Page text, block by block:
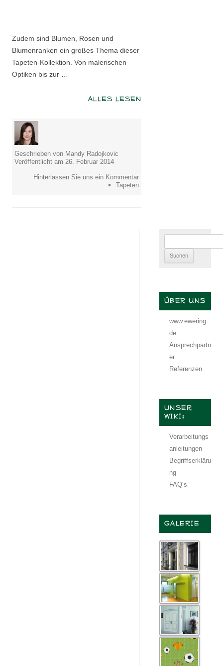
Zudem sind Blumen, Rosen und
Blumenranken ein großes Thema dieser
Tapeten-Kollektion. Von malerischen
Optiken bis zur …
ALLES LESEN
Geschrieben von Mandy Radojkovic
Veröffentlicht am 26. Februar 2014
Hinterlassen Sie uns ein Kommentar
Tapeten
nach:
ÜBER UNS
www.ewering.
de
Ansprechpartn
er
Referenzen
UNSER
WIKI:
Verarbeitungs
anleitungen
Begriffserkläru
ng
FAQ‘s
GALERIE